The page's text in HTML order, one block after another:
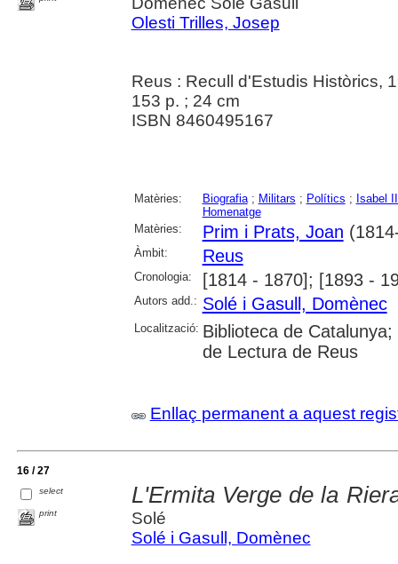
Olesti Trilles, Josep
Reus : Recull d'Estudis Històrics,
153 p. ; 24 cm
ISBN 8460495167
Matèries: Biografia; Militars ; Polítics ; Isabel
Homenatge
Matèries:
Prim i Prats, Joan
Àmbit: Reus
Cronologia: [1814 - 1870]; [1893 -
Autors add.: Solé i Gasull, Domènec
Localització: Biblioteca de
de Lectura de Reus
Enllaç permanent a aquest
16 / 27
select
print
L'Ermita Verge de la
Solé
Solé i Gasull, Domènec